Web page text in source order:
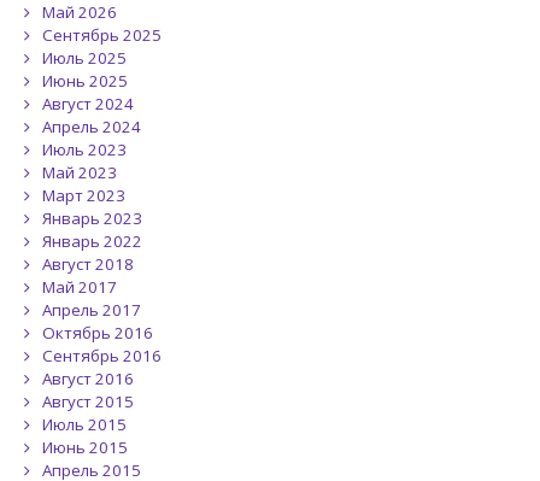
Май 2026
Сентябрь 2025
Июль 2025
Июнь 2025
Август 2024
Апрель 2024
Июль 2023
Май 2023
Март 2023
Январь 2023
Январь 2022
Август 2018
Май 2017
Апрель 2017
Октябрь 2016
Сентябрь 2016
Август 2016
Август 2015
Июль 2015
Июнь 2015
Апрель 2015